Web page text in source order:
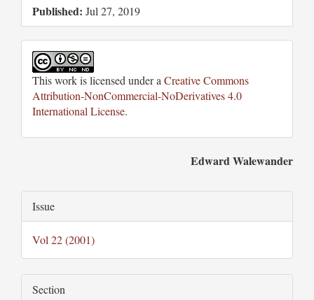
Published: Jul 27, 2019
This work is licensed under a Creative Commons
Attribution-NonCommercial-NoDerivatives 4.0
International License.
Article
Content
Edward Walewander
Article
Details
Issue
Vol 22 (2001)
Section